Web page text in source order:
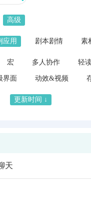
高级
应用 剧本剧情 素
宏 多人协作 轻
界面 动效&视频
更新时间 ↓
天